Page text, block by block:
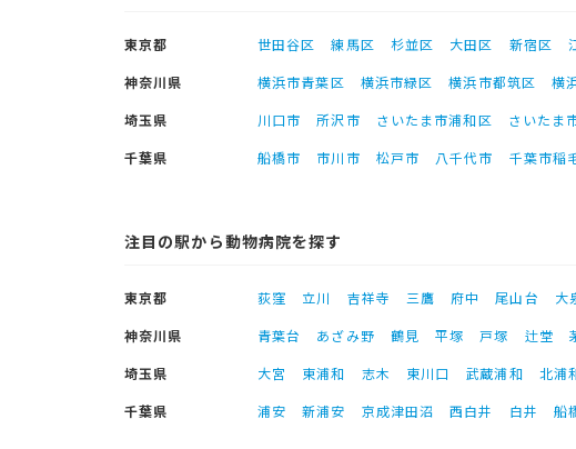
東京都 世田谷区 練馬区 杉並区 大田区 新宿区
神奈川県
横浜市青葉区 横浜市緑区 横浜市都筑区 横
埼玉県
川口市 所沢市 さいたま市浦和区 さいたま
千葉県
船橋市 市川市 松戸市 八千代市 千葉市稲
注目の駅から動物病院を探す
東京都 荻窪 立川 吉祥寺 三鷹 府中 尾山台 大
神奈川県
青葉台 あざみ野 鶴見 平塚 戸塚 辻堂
埼玉県
大宮 東浦和 志木 東川口 武蔵浦和 北浦
千葉県
浦安 新浦安 京成津田沼 西白井 白井 船